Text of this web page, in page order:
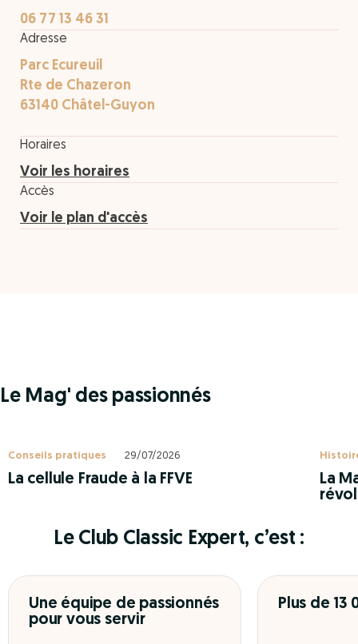
06 77 13 46 31
Adresse
Parc Ecureuil
Rte de Chazeron
63140 Châtel-Guyon
Horaires
Voir les horaires
Accès
Voir le plan d'accès
Le Mag' des passionnés
Conseils pratiques 29/07/2026
La cellule Fraude à la FFVE
La
Le Club Classic Expert, c’est :
Une équipe de passionnés
pour vous servir
Plus de 13